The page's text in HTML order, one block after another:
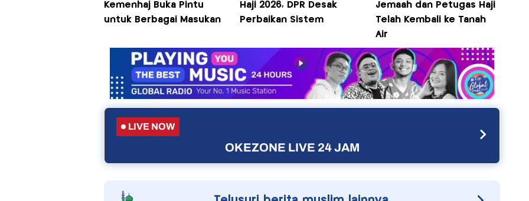
Kemenhaj Buka Pintu
untuk Berbagai Masukan
Haji 2026, DPR Desak
Perbaikan Sistem
Jemaah dan Petugas Haji
Telah Kembali ke Tanah
Air
LIVE NOW
OKEZONE LIVE 24 JAM